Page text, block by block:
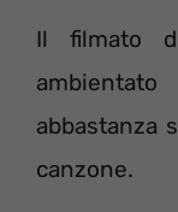
Il filmato
abbastanza
canzone.